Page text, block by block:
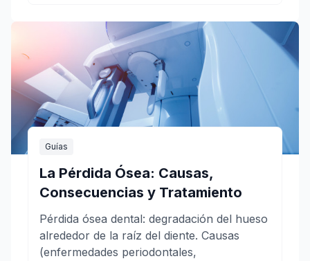
Guías
La Pérdida Ósea: Causas,
Consecuencias y Tratamiento
Pérdida ósea dental: degradación del hueso
alrededor de la raíz del diente. Causas
(enfermedades periodontales,